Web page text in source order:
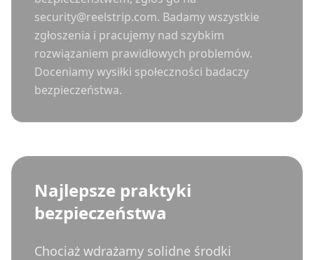
security@reelstrip.com. Badamy wszystkie
zgłoszenia i pracujemy nad szybkim
rozwiązaniem prawidłowych problemów.
Doceniamy wysiłki społeczności badaczy
bezpieczeństwa.
Najlepsze praktyki
bezpieczeństwa
Chociaż wdrażamy solidne środki